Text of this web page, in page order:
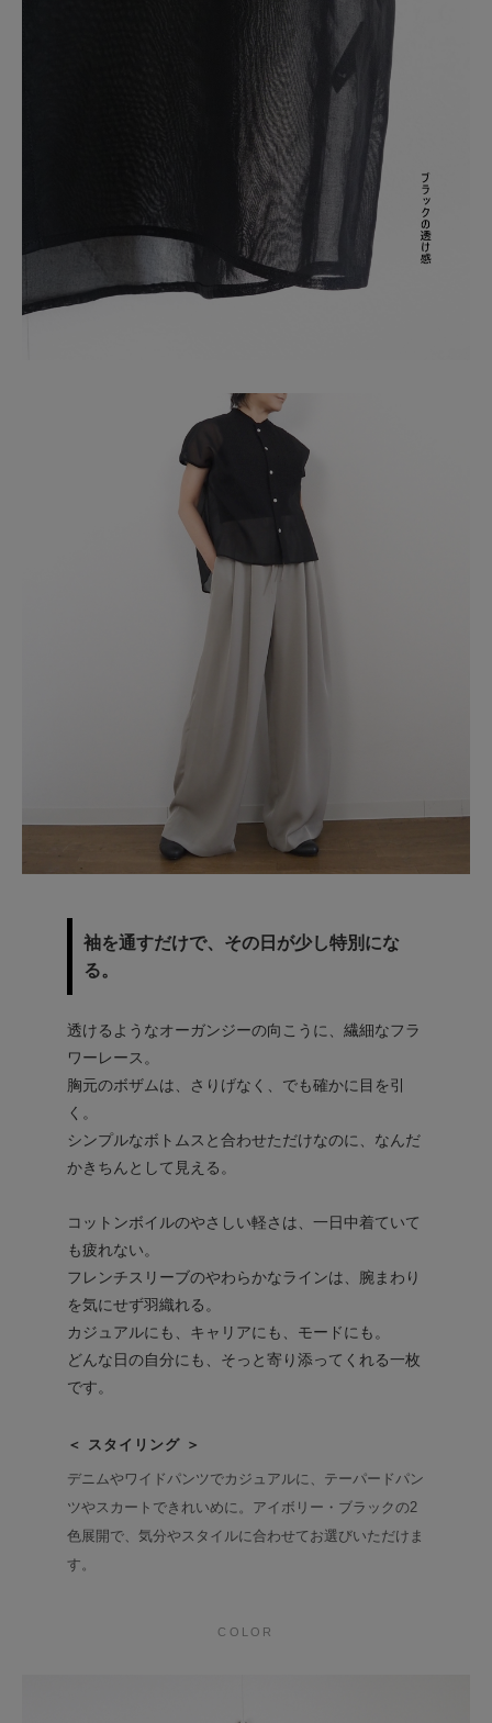
袖を通すだけで、その日が少し特別にな
る。
透けるようなオーガンジーの向こうに、繊細なフラ
ワーレース。
胸元のボザムは、さりげなく、でも確かに目を引
く。
シンプルなボトムスと合わせただけなのに、なんだ
かきちんとして見える。
コットンボイルのやさしい軽さは、一日中着ていて
も疲れない。
フレンチスリーブのやわらかなラインは、腕まわり
を気にせず羽織れる。
カジュアルにも、キャリアにも、モードにも。
どんな日の自分にも、そっと寄り添ってくれる一枚
です。
＜ スタイリング ＞
デニムやワイドパンツでカジュアルに、テーパードパン
ツやスカートできれいめに。アイボリー・ブラックの2
色展開で、気分やスタイルに合わせてお選びいただけま
す。
COLOR